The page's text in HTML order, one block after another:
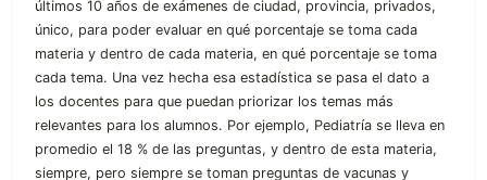
últimos 10 años de exámenes de ciudad, provincia, privados,
único, para poder evaluar en qué porcentaje se toma cada
materia y dentro de cada materia, en qué porcentaje se toma
cada tema. Una vez hecha esa estadística se pasa el dato a
los docentes para que puedan priorizar los temas más
relevantes para los alumnos. Por ejemplo, Pediatría se lleva en
promedio el 18 % de las preguntas, y dentro de esta materia,
siempre, pero siempre se toman preguntas de vacunas y